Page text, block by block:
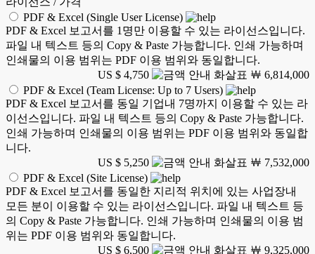
PDF & Excel (Single User License)
PDF & Excel 보고서를 1명만 이용할 수 있는 라이선스입니다.
파일 내 텍스트 등의 Copy & Paste 가능합니다. 인쇄 가능하며
인쇄물의 이용 범위는 PDF 이용 범위와 동일합니다.
US $ 4,750
￦ 6,814,000
PDF & Excel (Team License: Up to 7 Users)
PDF & Excel 보고서를 동일 기업내 7명까지 이용할 수 있는 라
이선스입니다. 파일 내 텍스트 등의 Copy & Paste 가능합니다.
인쇄 가능하며 인쇄물의 이용 범위는 PDF 이용 범위와 동일합
니다.
US $ 5,250
￦ 7,532,000
PDF & Excel (Site License)
PDF & Excel 보고서를 동일한 지리적 위치에 있는 사업장내
모든 분이 이용할 수 있는 라이선스입니다. 파일 내 텍스트 등
의 Copy & Paste 가능합니다. 인쇄 가능하며 인쇄물의 이용 범
위는 PDF 이용 범위와 동일합니다.
US $ 6,500
￦ 9,325,000